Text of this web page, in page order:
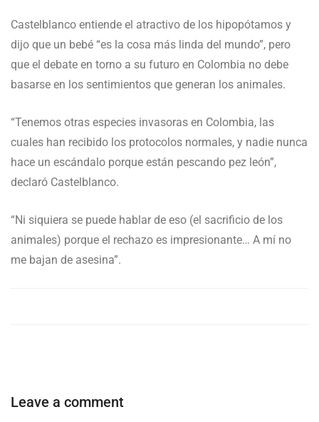
Castelblanco entiende el atractivo de los hipopótamos y
dijo que un bebé “es la cosa más linda del mundo”, pero
que el debate en torno a su futuro en Colombia no debe
basarse en los sentimientos que generan los animales.
“Tenemos otras especies invasoras en Colombia, las
cuales han recibido los protocolos normales, y nadie nunca
hace un escándalo porque están pescando pez león”,
declaró Castelblanco.
“Ni siquiera se puede hablar de eso (el sacrificio de los
animales) porque el rechazo es impresionante… A mí no
me bajan de asesina”.
Leave a comment